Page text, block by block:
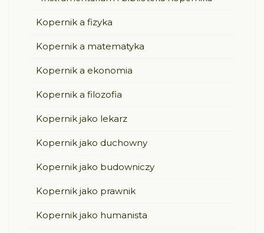
Kopernik a fizyka
Kopernik a matematyka
Kopernik a ekonomia
Kopernik a filozofia
Kopernik jako lekarz
Kopernik jako duchowny
Kopernik jako budowniczy
Kopernik jako prawnik
Kopernik jako humanista